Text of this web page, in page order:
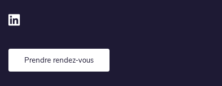
Prendre rendez-vous